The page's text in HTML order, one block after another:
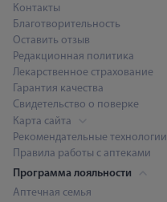
Контакты
Благотворительность
Оставить отзыв
Редакционная политика
Лекарственное страхование
Гарантия качества
Свидетельство о поверке
Карта сайта
Рекомендательные технологии
Правила работы с аптеками
Программа лояльности
Аптечная семья